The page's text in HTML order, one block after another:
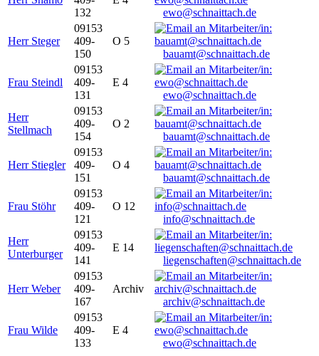
132
ewo@schnaittach.de
Herr Steger
09153
409-
150
O 5
bauamt@schnaittach.de
Frau Steindl
09153
409-
131
E 4
ewo@schnaittach.de
Herr
Stellmach
09153
409-
154
O 2
bauamt@schnaittach.de
Herr Stiegler
09153
409-
151
O 4
bauamt@schnaittach.de
Frau Stöhr
09153
409-
121
O 12
info@schnaittach.de
Herr
Unterburger
09153
409-
141
E 14
liegenschaften@schnaittach.de
Herr Weber
09153
409-
167
Archiv
archiv@schnaittach.de
Frau Wilde
09153
409-
133
E 4
ewo@schnaittach.de